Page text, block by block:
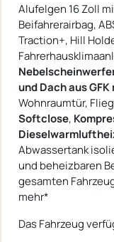
Alufelgen 16 Zoll
Beifahrerairbag,
Traction+, Hill
und Dach aus
Wohnraumtür,
Softclose,
Abwassertank
und beheizbaren
gesamten
mehr*
Das Fahrzeug